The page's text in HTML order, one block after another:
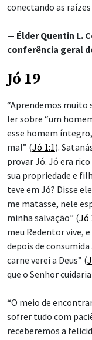
conectando as raízes
— Élder Quentin L.
conferência geral
Jó 19
“Aprendemos
ler sobre “um
esse homem
mal” (Jó 1:1).
provar Jó. Jó era
sua propriedade e
teve em Jó? Disse
me matasse, nele
minha salvação” (Jó
meu Redentor vive,
depois de
carne verei a Deus” (
que o Senhor
“O meio de
sofrer tudo com
receberemos a